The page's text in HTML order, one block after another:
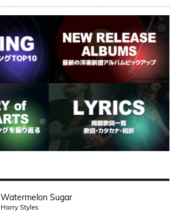
Watermelon Sugar
Harry Styles